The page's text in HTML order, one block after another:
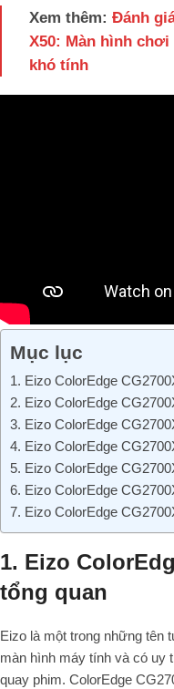
Xem thêm: Đánh
X50: Màn hình chơi
khó tính
Mục lục
1. Eizo ColorEdge
2. Eizo ColorEdge
3. Eizo ColorEdge
4. Eizo ColorEdge
5. Eizo ColorEdge
6. Eizo ColorEdge
7. Eizo ColorEdge
1. Eizo
tổng quan
Eizo là một trong những tên
màn hình máy tính và có uy
quay phim. ColorEdge